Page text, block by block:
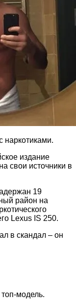
наркотиками.
издание
свои источники в
19
район на
Lexus IS 250.
в скандал – он
модель.